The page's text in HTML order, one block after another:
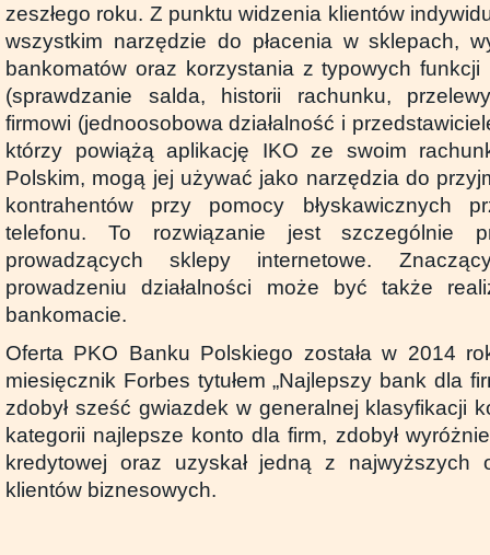
zeszłego roku. Z punktu widzenia klientów
wszystkim narzędzie do płacenia w sklepach,
bankomatów oraz korzystania z typowych funkcji
(sprawdzanie salda, historii rachunku,
firmowi (jednoosobowa działalność i
którzy powiążą aplikację IKO ze swoim
Polskim, mogą jej używać jako narzędzia do
kontrahentów przy pomocy błyskawicznych
telefonu. To rozwiązanie jest szczególnie
prowadzących sklepy internetowe.
prowadzeniu działalności może być także
bankomacie.
Oferta PKO Banku Polskiego została w 2014
miesięcznik Forbes tytułem „Najlepszy bank dla
zdobył sześć gwiazdek w generalnej klasyfikacji
kategorii najlepsze konto dla firm, zdobył
kredytowej oraz uzyskał jedną z najwyższych
klientów biznesowych.